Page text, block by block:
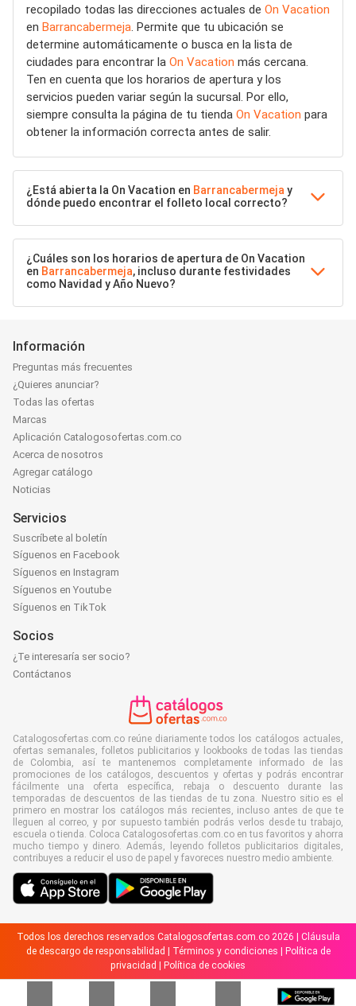
recopilado todas las direcciones actuales de On Vacation
en Barrancabermeja. Permite que tu ubicación se
determine automáticamente o busca en la lista de
ciudades para encontrar la On Vacation más cercana.
Ten en cuenta que los horarios de apertura y los
servicios pueden variar según la sucursal. Por ello,
siempre consulta la página de tu tienda On Vacation para
obtener la información correcta antes de salir.
¿Está abierta la On Vacation en Barrancabermeja y
dónde puedo encontrar el folleto local correcto?
¿Cuáles son los horarios de apertura de On Vacation
en Barrancabermeja, incluso durante festividades
como Navidad y Año Nuevo?
Información
Preguntas más frecuentes
¿Quieres anunciar?
Todas las ofertas
Marcas
Aplicación Catalogosofertas.com.co
Acerca de nosotros
Agregar catálogo
Noticias
Servicios
Suscríbete al boletín
Síguenos en Facebook
Síguenos en Instagram
Síguenos en Youtube
Síguenos en TikTok
Socios
¿Te interesaría ser socio?
Contáctanos
Catalogosofertas.com.co reúne diariamente todos los catálogos actuales,
ofertas semanales, folletos publicitarios y lookbooks de todas las tiendas
de Colombia, así te mantenemos completamente informado de las
promociones de los catálogos, descuentos y ofertas y podrás encontrar
fácilmente una oferta específica, rebaja o descuento durante las
temporadas de descuentos de las tiendas de tu zona. Nuestro sitio es el
primero en mostrar los catálogos más recientes, incluso antes de que te
lleguen al correo, y por supuesto también podrás verlos desde tu trabajo,
escuela o tienda. Coloca Catalogosofertas.com.co en tus favoritos y ahorra
mucho tiempo y dinero. Además, leyendo folletos publicitarios digitales,
contribuyes a reducir el uso de papel y favoreces nuestro medio ambiente.
Todos los derechos reservados Catalogosofertas.com.co 2026 | Cláusula
de descargo de responsabilidad
Términos y condiciones
Política de
privacidad
Política de cookies